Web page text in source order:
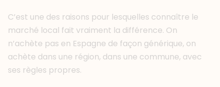
C’est une des raisons pour lesquelles connaître le
marché local fait vraiment la différence. On
n’achète pas en Espagne de façon générique, on
achète dans une région, dans une commune, avec
ses règles propres.